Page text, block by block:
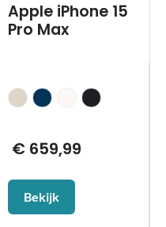
Apple iPhone 15
Pro Max
€ 659,99
Bekijk